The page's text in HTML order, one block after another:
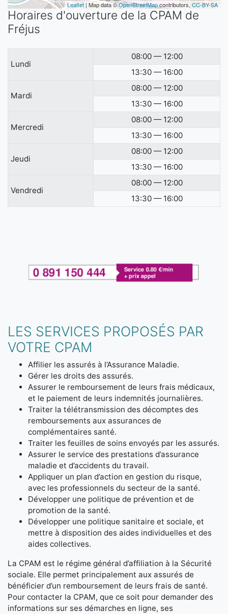
Leaflet| Map data ©OpenStreetMapcontributors, CC-BY-SA
Horaires d'ouverture de la CPAM de
Fréjus
Lundi
08:00 — 12:00
13:30 — 16:00
Mardi
08:00 — 12:00
13:30 — 16:00
Mercredi
08:00 — 12:00
13:30 — 16:00
Jeudi
08:00 — 12:00
13:30 — 16:00
Vendredi
08:00 — 12:00
13:30 — 16:00
LES SERVICES PROPOSÉS PAR
VOTRE CPAM
Affilier les assurés à l’Assurance Maladie.
Gérer les droits des assurés.
Assurer le remboursement de leurs frais médicaux,
et le paiement de leurs indemnités journalières.
Traiter la télétransmission des décomptes des
remboursements aux assurances de
complémentaires santé.
Traiter les feuilles de soins envoyés par les assurés.
Assurer le service des prestations d’assurance
maladie et d’accidents du travail.
Appliquer un plan d’action en gestion du risque,
avec les professionnels du secteur de la santé.
Développer une politique de prévention et de
promotion de la santé.
Développer une politique sanitaire et sociale, et
mettre à disposition des aides individuelles et des
aides collectives.
La CPAM est le régime général d’affiliation à la Sécurité
sociale. Elle permet principalement aux assurés de
bénéficier d’un remboursement de leurs frais de santé.
Pour contacter la CPAM, que ce soit pour demander des
informations sur ses démarches en ligne, ses